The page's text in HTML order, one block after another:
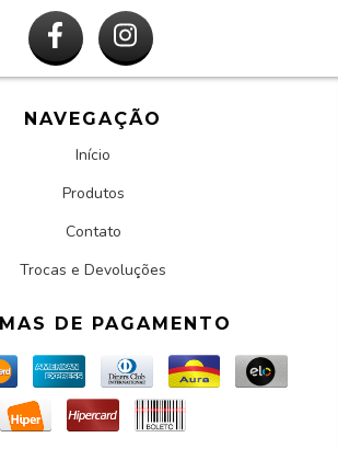
NAVEGAÇÃO
Início
Produtos
Contato
Trocas e Devoluções
DE PAGAMENTO